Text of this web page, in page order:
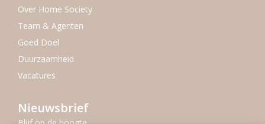
Over Home Society
Team & Agenten
Goed Doel
Duurzaamheid
Vacatures
Nieuwsbrief